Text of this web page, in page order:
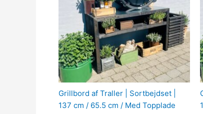
Grillbord af Traller | Sortbejdset |
137 cm / 65.5 cm / Med Topplade